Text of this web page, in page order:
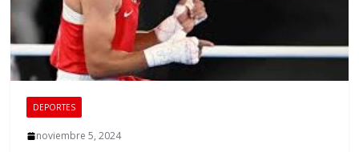
DEPORTES
noviembre 5, 2024